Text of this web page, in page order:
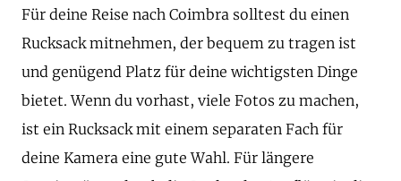
Für deine Reise nach Coimbra solltest du einen
Rucksack mitnehmen, der bequem zu tragen ist
und genügend Platz für deine wichtigsten Dinge
bietet. Wenn du vorhast, viele Fotos zu machen,
ist ein Rucksack mit einem separaten Fach für
deine Kamera eine gute Wahl. Für längere